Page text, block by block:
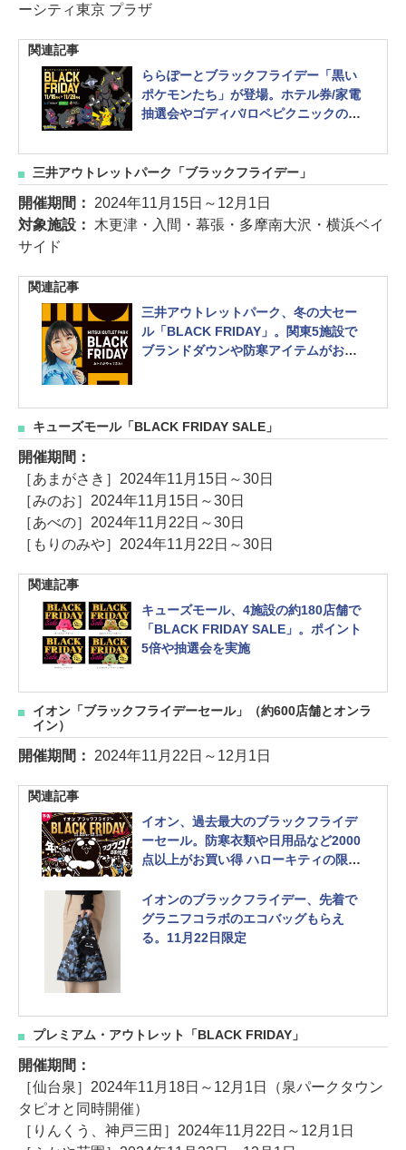
ーシティ東京 プラザ
関連記事
ららぽーとブラックフライデー「黒い
ポケモンたち」が登場。ホテル券/家電
抽選会やゴディバ/ロペピクニックの限
三井アウトレットパーク「ブラックフライデー」
開催期間： 2024年11月15日～12月1日
対象施設： 木更津・入間・幕張・多摩南大沢・横浜ベイ
サイド
関連記事
三井アウトレットパーク、冬の大セー
ル「BLACK FRIDAY」。関東5施設で
ブランドダウンや防寒アイテムがお得
キューズモール「BLACK FRIDAY SALE」
開催期間：
［あまがさき］2024年11月15日～30日
［みのお］2024年11月15日～30日
［あべの］2024年11月22日～30日
［もりのみや］2024年11月22日～30日
関連記事
キューズモール、4施設の約180店舗で
「BLACK FRIDAY SALE」。ポイント
5倍や抽選会を実施
イオン「ブラックフライデーセール」（約600店舗とオンラ
イン）
開催期間： 2024年11月22日～12月1日
関連記事
イオン、過去最大のブラックフライデ
ーセール。防寒衣類や日用品など2000
点以上がお買い得 ハローキティの限定
イオンのブラックフライデー、先着で
グラニフコラボのエコバッグもらえ
る。11月22日限定
プレミアム・アウトレット「BLACK FRIDAY」
開催期間：
［仙台泉］2024年11月18日～12月1日（泉パークタウン
タピオと同時開催）
［りんくう、神戸三田］2024年11月22日～12月1日